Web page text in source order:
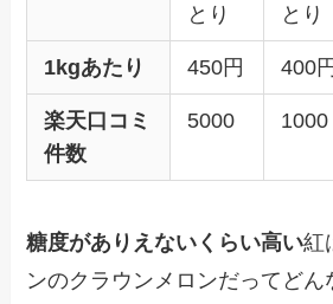
とり
とり
1kgあたり 450円 400
楽天口コミ
件数
5000 1000
糖度がありえないくらい高い紅
ンのクラウンメロンだってど